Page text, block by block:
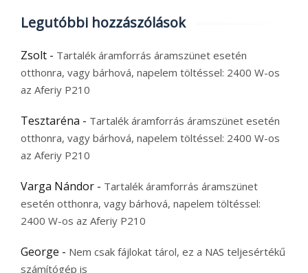
Legutóbbi hozzászólások
Zsolt - Tartalék áramforrás áramszünet esetén
otthonra, vagy bárhová, napelem töltéssel: 2400 W-os
az Aferiy P210
Tesztaréna - Tartalék áramforrás áramszünet esetén
otthonra, vagy bárhová, napelem töltéssel: 2400 W-os
az Aferiy P210
Varga Nándor - Tartalék áramforrás áramszünet
esetén otthonra, vagy bárhová, napelem töltéssel:
2400 W-os az Aferiy P210
George - Nem csak fájlokat tárol, ez a NAS teljesértékű
számítógép is